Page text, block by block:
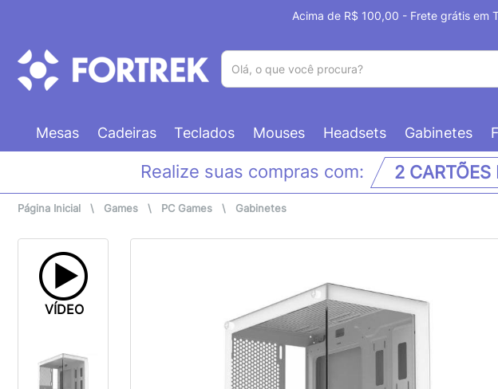
Acima de R$ 100,00 - Frete grátis em
Mesas Cadeiras Teclados Mouses Headsets Gabinetes
Realize suas compras com: 2 CARTÕES
Página Inicial \ Games \ PC Games \ Gabinetes
VÍDEO